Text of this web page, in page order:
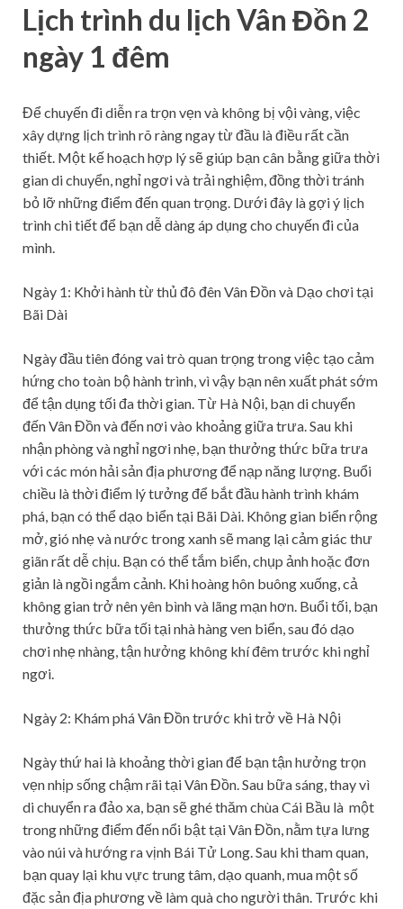
Lịch trình du lịch Vân Đồn 2
ngày 1 đêm
Để chuyến đi diễn ra trọn vẹn và không bị vội vàng, việc
xây dựng lịch trình rõ ràng ngay từ đầu là điều rất cần
thiết. Một kế hoạch hợp lý sẽ giúp bạn cân bằng giữa thời
gian di chuyển, nghỉ ngơi và trải nghiệm, đồng thời tránh
bỏ lỡ những điểm đến quan trọng. Dưới đây là gợi ý lịch
trình chi tiết để bạn dễ dàng áp dụng cho chuyến đi của
mình.
Ngày 1: Khởi hành từ thủ đô đên Vân Đồn và Dạo chơi tại
Bãi Dài
Ngày đầu tiên đóng vai trò quan trọng trong việc tạo cảm
hứng cho toàn bộ hành trình, vì vậy bạn nên xuất phát sớm
để tận dụng tối đa thời gian. Từ Hà Nội, bạn di chuyển
đến Vân Đồn và đến nơi vào khoảng giữa trưa. Sau khi
nhận phòng và nghỉ ngơi nhẹ, bạn thưởng thức bữa trưa
với các món hải sản địa phương để nạp năng lượng. Buổi
chiều là thời điểm lý tưởng để bắt đầu hành trình khám
phá, bạn có thể dạo biển tại Bãi Dài. Không gian biển rộng
mở, gió nhẹ và nước trong xanh sẽ mang lại cảm giác thư
giãn rất dễ chịu. Bạn có thể tắm biển, chụp ảnh hoặc đơn
giản là ngồi ngắm cảnh. Khi hoàng hôn buông xuống, cả
không gian trở nên yên bình và lãng mạn hơn. Buổi tối, bạn
thưởng thức bữa tối tại nhà hàng ven biển, sau đó dạo
chơi nhẹ nhàng, tận hưởng không khí đêm trước khi nghỉ
ngơi.
Ngày 2: Khám phá Vân Đồn trước khi trở về Hà Nội
Ngày thứ hai là khoảng thời gian để bạn tận hưởng trọn
vẹn nhịp sống chậm rãi tại Vân Đồn. Sau bữa sáng, thay vì
di chuyển ra đảo xa, bạn sẽ ghé thăm chùa Cái Bầu là một
trong những điểm đến nổi bật tại Vân Đồn, nằm tựa lưng
vào núi và hướng ra vịnh Bái Tử Long. Sau khi tham quan,
bạn quay lại khu vực trung tâm, dạo quanh, mua một số
đặc sản địa phương về làm quà cho người thân. Trước khi